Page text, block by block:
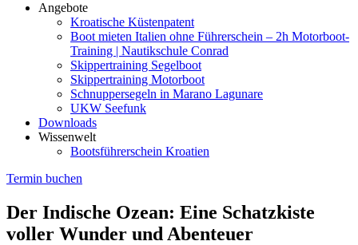
Angebote
Kroatische Küstenpatent
Boot mieten Italien ohne Führerschein – 2h Motorboot-
Training | Nautikschule Conrad
Skippertraining Segelboot
Skippertraining Motorboot
Schnuppersegeln in Marano Lagunare
UKW Seefunk
Downloads
Wissenwelt
Bootsführerschein Kroatien
Termin buchen
Der Indische Ozean: Eine Schatzkiste
voller Wunder und Abenteuer